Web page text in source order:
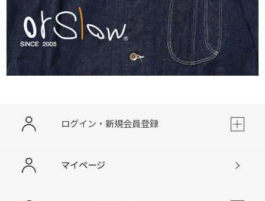
ログイン・新規会員登録
マイページ